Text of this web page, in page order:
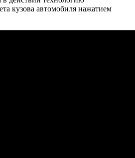
кузова автомобиля нажатием